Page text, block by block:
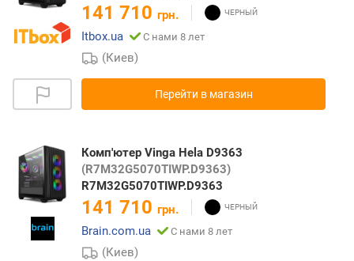
141 710 грн.
Itbox.ua
С нами 8 лет
(Киев)
Перейти в магазин
Комп'ютер Vinga Hela D9363
(R7M32G5070TIWP.D9363)
R7M32G5070TIWP.D9363
141 710 грн.
Brain.com.ua
С нами 8 лет
(Киев)